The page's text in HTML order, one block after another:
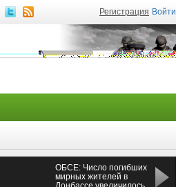
Регистрация Войти
ОБСЕ: Число погибших
мирных жителей в